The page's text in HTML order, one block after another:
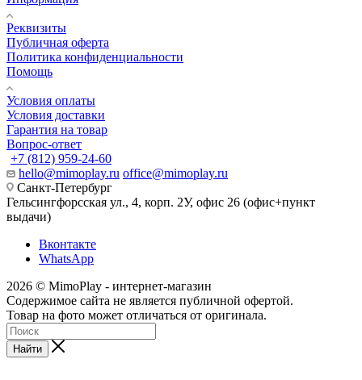
Реквизиты
Публичная оферта
Политика конфиденциальности
Помощь
Условия оплаты
Условия доставки
Гарантия на товар
Вопрос-ответ
+7 (812) 959-24-60
hello@mimoplay.ru office@mimoplay.ru
Санкт-Петербург
Гельсингфорсская ул., 4, корп. 2У, офис 26 (офис+пункт
выдачи)
Вконтакте
WhatsApp
2026 © MimoPlay - интернет-магазин
Содержимое сайта не является публичной офертой.
Товар на фото может отличаться от оригинала.
Найти